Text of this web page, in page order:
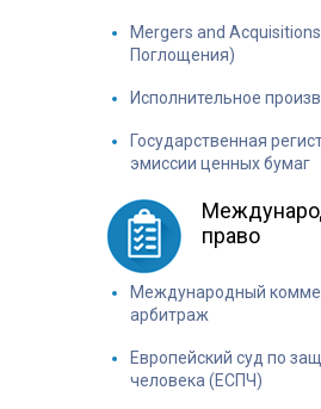
Mergers and
Поглощения)
Исполнительное
Государственная
эмиссии ценных бумаг
право
Международный
арбитраж
Европейский суд по
человека (ЕСПЧ)